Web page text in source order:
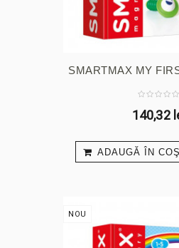
SMARTMAX MY
140,32
ADAUGĂ ÎN COŞ
NOU